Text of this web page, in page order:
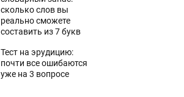
сколько слов вы
реально сможете
составить из 7 букв
Тест на эрудицию:
почти все ошибаются
уже на 3 вопросе